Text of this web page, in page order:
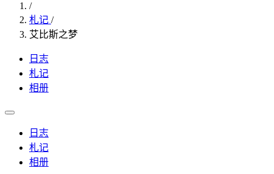
/
札记 /
艾比斯之梦
日志
札记
相册
日志
札记
相册